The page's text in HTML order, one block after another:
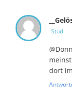
Studi
dort